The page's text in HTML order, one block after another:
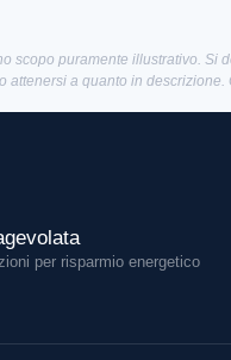
scopo puramente illustrativo.
attenersi a quanto in
per risparmio energetico